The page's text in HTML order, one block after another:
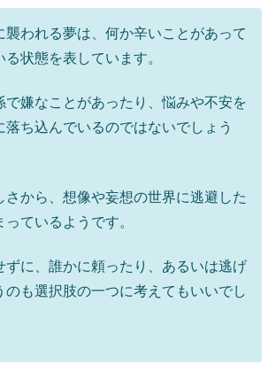
襲われる夢は、何か辛いことがあって
状態を表しています。
で嫌なことがあったり、悩みや不安を
落ち込んでいるのではないでしょう
さから、想像や妄想の世界に逃避した
ているようです。
ずに、誰かに頼ったり、あるいは逃げ
のも選択肢の一つに考えてもいいでし